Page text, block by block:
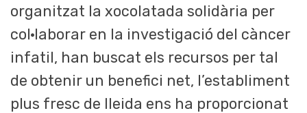
organitzat la xocolatada solidària per
col·laborar en la investigació del càncer
infatil, han buscat els recursos per tal
de obtenir un benefici net, l’establiment
plus fresc de lleida ens ha proporcionat